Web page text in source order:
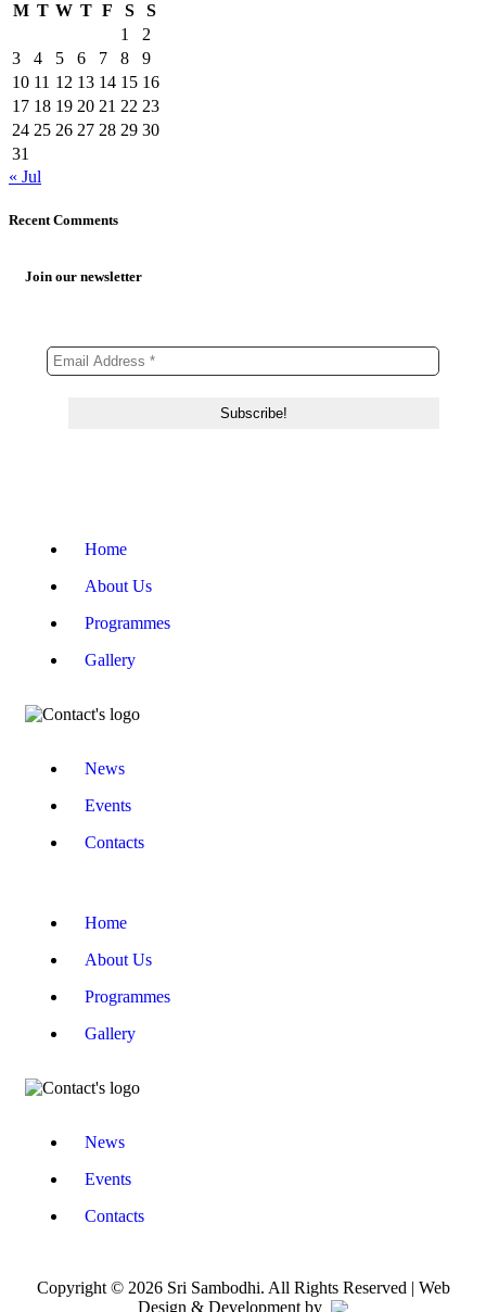
M T W T F S
S
1
2
3
4 5 6 7 8
9
10 11 12 13 14 15 16
17 18 19 20 21 22 23
24 25 26 27 28 29 30
31
« Jul
Recent Comments
Join our newsletter
Home
About Us
Programmes
Gallery
News
Events
Contacts
Home
About Us
Programmes
Gallery
News
Events
Contacts
Copyright © 2026 Sri Sambodhi. All Rights Reserved | Web
Design & Development by